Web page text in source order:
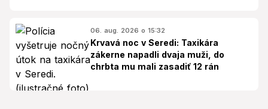
06. aug. 2026 o 15:32
Krvavá noc v Seredi: Taxikára
zákerne napadli dvaja muži, do
chrbta mu mali zasadiť 12 rán